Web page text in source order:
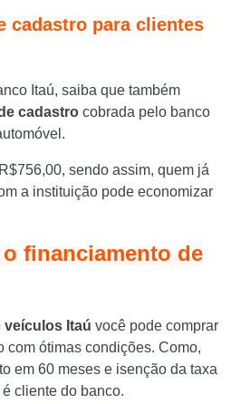
cadastro para clientes
Itaú, saiba que também
cadastro cobrada pelo banco
sendo assim, quem já
a instituição pode economizar
financiamento de
veículos Itaú você pode comprar
com ótimas condições. Como,
em 60 meses e isenção da taxa
cliente do banco.